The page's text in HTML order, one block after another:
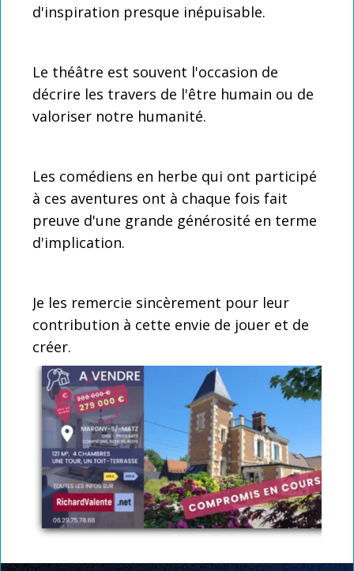
d'inspiration presque inépuisable.
Le théâtre est souvent l'occasion de
décrire les travers de l'être humain ou de
valoriser notre humanité.
Les comédiens en herbe qui ont participé
à ces aventures ont à chaque fois fait
preuve d'une grande générosité en terme
d'implication.
Je les remercie sincèrement pour leur
contribution à cette envie de jouer et de
créer.